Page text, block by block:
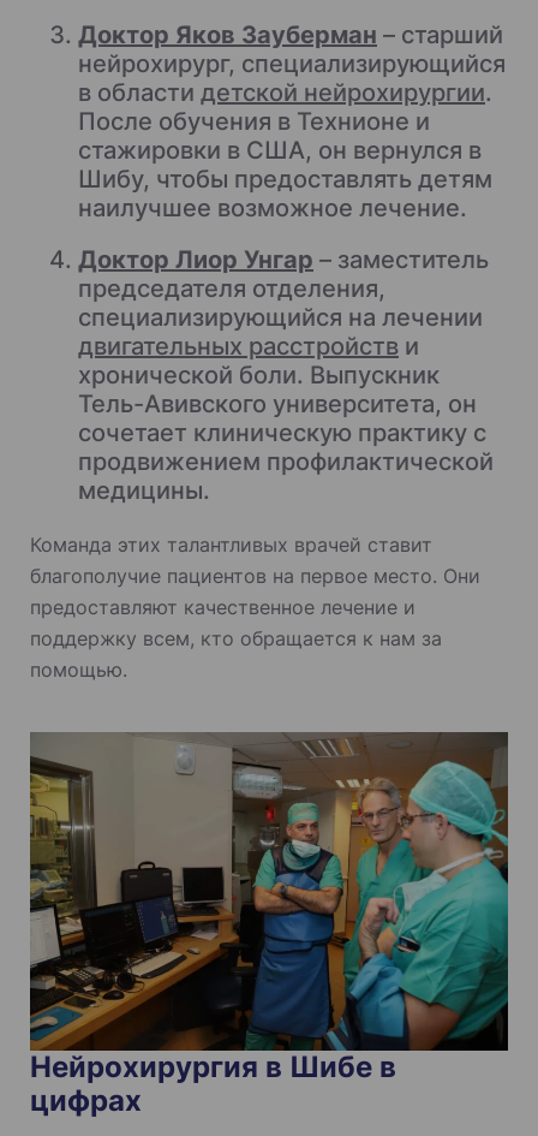
Доктор Яков Зауберман – старший
нейрохирург, специализирующийся
в области детской нейрохирургии.
После обучения в Технионе и
стажировки в США, он вернулся в
Шибу, чтобы предоставлять детям
наилучшее возможное лечение.
Доктор Лиор Унгар – заместитель
председателя отделения,
специализирующийся на лечении
двигательных расстройств и
хронической боли. Выпускник
Тель-Авивского университета, он
сочетает клиническую практику с
продвижением профилактической
медицины.
Команда этих талантливых врачей ставит
благополучие пациентов на первое место. Они
предоставляют качественное лечение и
поддержку всем, кто обращается к нам за
помощью.
Нейрохирургия в Шибе в
цифрах